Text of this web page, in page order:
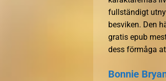
fullständigt
besviken. Den
gratis epub
dess förmåga
Bonnie